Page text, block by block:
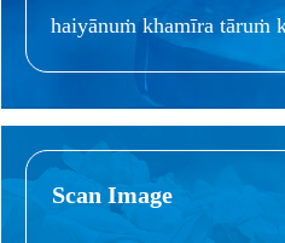
haiyānuṁ khamīra tāruṁ
Scan Image